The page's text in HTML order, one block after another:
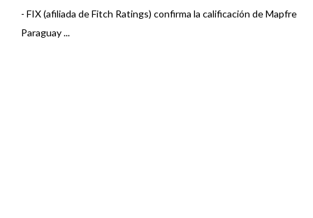
- FIX (afiliada de Fitch Ratings) confirma la calificación de Mapfre
Paraguay ...